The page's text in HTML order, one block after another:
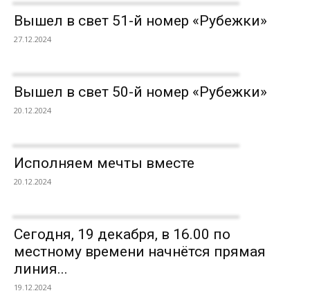
Вышел в свет 51-й номер «Рубежки»
27.12.2024
Вышел в свет 50-й номер «Рубежки»
20.12.2024
Исполняем мечты вместе
20.12.2024
Сегодня, 19 декабря, в 16.00 по
местному времени начнётся прямая
линия...
19.12.2024